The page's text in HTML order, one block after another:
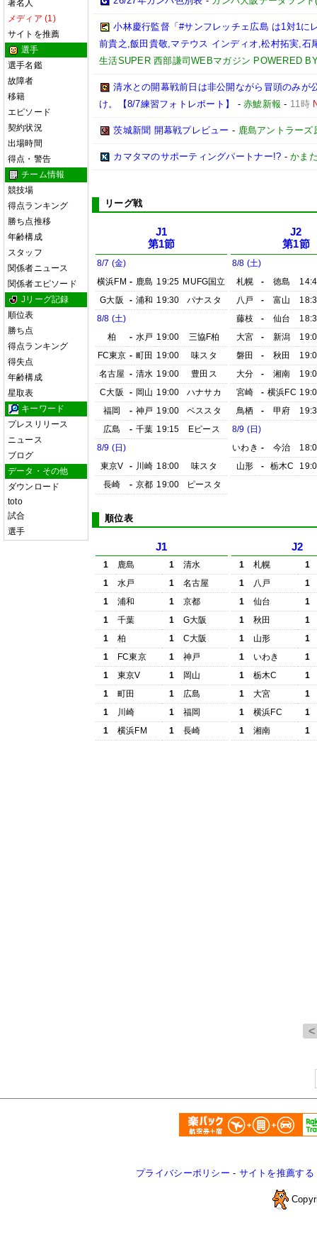
著名人
メディア (1)
サイトを推薦
選手
選手名鑑
故障者
移籍
エピソード
契約状況
出場時間
得点・警告
チーム情報
競技場
得点ランキング
勝ち点推移
年齢構成
スタッフ
関係者ニュース
関係者エピソード
Jリーグ記録
順位表
勝ち点
得点ランキング
得失点
年齢構成
星取表
キーワード
プレスリリース
ニュース
ブログ
データ・その他
ダウンロード
toto
試合
選手
小林慶行監督「#サンフレッチェ広島 は1対1に
前貴之,飯田貴敬,マテウス インディオ,松村拓実,石
生活SUPER 西部謙司WEBマガジン POWERED
清水との開幕戦前日は非公開ながら冒頭のみが
け。【8/7練習フォトレポート】
-赤鯱新報 - 11時
茨城新聞 開幕戦プレビュー - 鹿島アントラーズ
カマタマのサポーティングパートナー!? -かま
リーグ戦
J1
第1節
8/7 (金)
横浜FM - 鹿島 19:25 MUFG国立
G大阪
- 浦和 19:30
パナスタ
8/8 (土)
柏
- 水戸 19:00
三協F柏
FC東京 - 町田 19:00
味スタ
名古屋 - 清水 19:00
豊田ス
C大阪
- 岡山 19:00
ハナサカ
福岡
- 神戸 19:00
ベススタ
広島
- 千葉 19:15
Eピース
8/9 (日)
東京V
- 川崎 18:00
味スタ
長崎
- 京都 19:00 ピースタ
J2
第1節
8/8 (土)
札幌
- 徳島
八戸
- 富山
藤枝
- 仙台
大宮
- 新潟
磐田
- 秋田
大分
- 湘南
宮崎
- 横浜FC
鳥栖
- 甲府
8/9 (日)
いわき - 今治
山形
- 栃木C
順位表
J1
1 鹿島 1
清水
1
水戸 1
名古屋
1
浦和 1
京都
1
千葉 1
G大阪
1
柏 1
C大阪
1
FC東京 1
神戸
1
東京V 1
岡山
1
町田 1
広島
1
川崎 1
福岡
1
横浜FM 1 長崎
J2
1 札幌
1
1
八戸
1
1
仙台
1
1
秋田
1
1
山形
1
1
いわき
1
1
栃木C
1
1
大宮
1
1
横浜FC
1
1
湘南 1
プライバシーポリシー - サイトを推薦する